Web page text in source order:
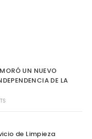
UN NUEVO
DE LA
de Limpieza